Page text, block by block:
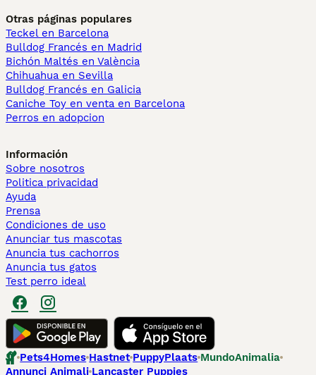
Otras páginas populares
Teckel en Barcelona
Bulldog Francés en Madrid
Bichón Maltés en València
Chihuahua en Sevilla
Bulldog Francés en Galicia
Caniche Toy en venta en Barcelona
Perros en adopcion
Información
Sobre nosotros
Politica privacidad
Ayuda
Prensa
Condiciones de uso
Anunciar tus mascotas
Anuncia tus cachorros
Anuncia tus gatos
Test perro ideal
Pets4Homes Hastnet PuppyPlaats MundoAnimalia
Annunci Animali Lancaster Puppies